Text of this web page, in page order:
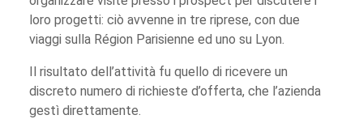
loro progetti: ciò avvenne in tre riprese, con due
viaggi sulla Région Parisienne ed uno su Lyon.
Il risultato dell’attività fu quello di ricevere un
discreto numero di richieste d’offerta, che l’azienda
gestì direttamente.